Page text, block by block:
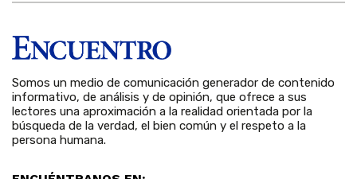
Somos un medio de comunicación generador de contenido
informativo, de análisis y de opinión, que ofrece a sus
lectores una aproximación a la realidad orientada por la
búsqueda de la verdad, el bien común y el respeto a la
persona humana.